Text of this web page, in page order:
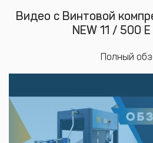
Видео с Винтовой
NEW 11 / 500
Полный